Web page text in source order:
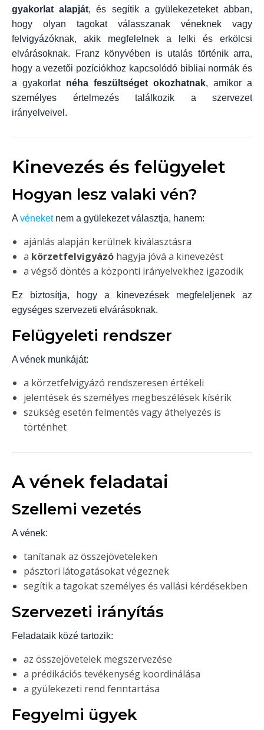
gyakorlat alapját, és segítik a gyülekezeteket abban,
hogy olyan tagokat válasszanak véneknek vagy
felvigyázóknak, akik megfelelnek a lelki és erkölcsi
elvárásoknak. Franz könyvében is utalás történik arra,
hogy a vezetői pozíciókhoz kapcsolódó bibliai normák és
a gyakorlat néha feszültséget okozhatnak, amikor a
személyes értelmezés találkozik a szervezet
irányelveivel.
Kinevezés és felügyelet
Hogyan lesz valaki vén?
A véneketnem a gyülekezet választja, hanem:
ajánlás alapján kerülnek kiválasztásra
a körzetfelvigyázó hagyja jóvá a kinevezést
a végső döntés a központi irányelvekhez igazodik
Ez biztosítja, hogy a kinevezések megfeleljenek az
egységes szervezeti elvárásoknak.
Felügyeleti rendszer
A vének munkáját:
a körzetfelvigyázó rendszeresen értékeli
jelentések és személyes megbeszélések kísérik
szükség esetén felmentés vagy áthelyezés is
történhet
A vének feladatai
Szellemi vezetés
A vének:
tanítanak az összejöveteleken
pásztori látogatásokat végeznek
segítik a tagokat személyes és vallási kérdésekben
Szervezeti irányítás
Feladataik közé tartozik:
az összejövetelek megszervezése
a prédikációs tevékenység koordinálása
a gyülekezeti rend fenntartása
Fegyelmi ügyek